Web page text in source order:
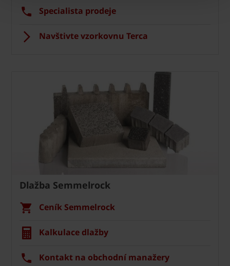
Specialista prodeje
Navštivte vzorkovnu Terca
Dlažba Semmelrock
Ceník Semmelrock
Kalkulace dlažby
Kontakt na obchodní manažery